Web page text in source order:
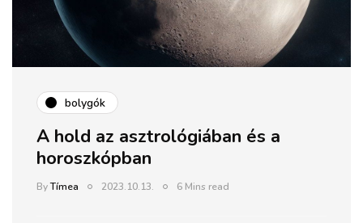
bolygók
A hold az asztrológiában és a
horoszkópban
ByTímea 2023.10.13. 6 Mins read